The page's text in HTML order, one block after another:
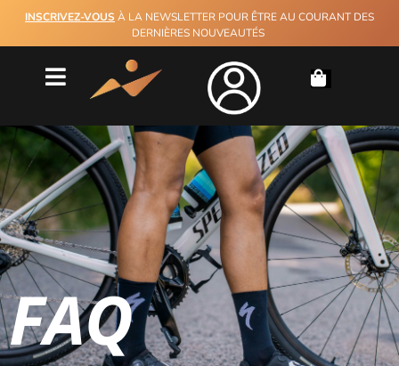
INSCRIVEZ-VOUS À LA NEWSLETTER POUR ÊTRE AU COURANT DES
DERNIÈRES NOUVEAUTÉS
FAQ